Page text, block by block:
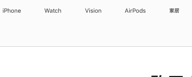
iPhone Watch Vision AirPods 家居